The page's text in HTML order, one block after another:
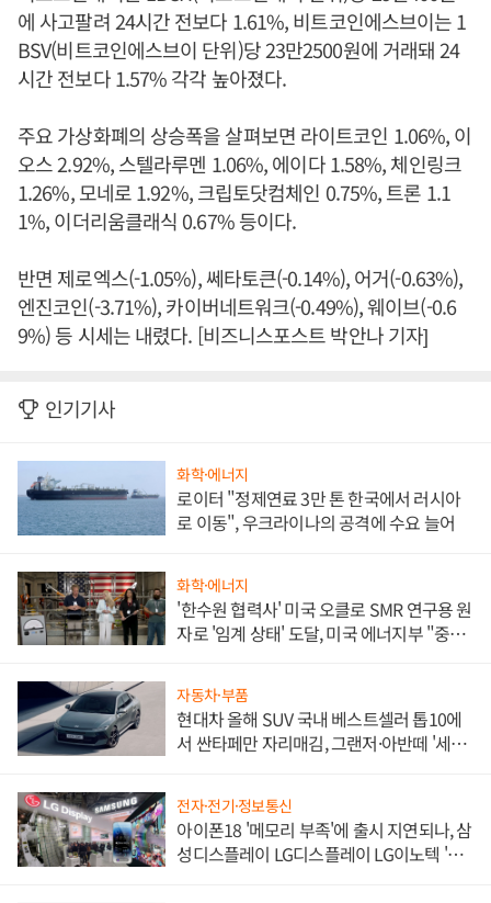
에 사고팔려 24시간 전보다 1.61%, 비트코인에스브이는 1
BSV(비트코인에스브이 단위)당 23만2500원에 거래돼 24
시간 전보다 1.57% 각각 높아졌다.
주요 가상화폐의 상승폭을 살펴보면 라이트코인 1.06%, 이
오스 2.92%, 스텔라루멘 1.06%, 에이다 1.58%, 체인링크
1.26%, 모네로 1.92%, 크립토닷컴체인 0.75%, 트론 1.1
1%, 이더리움클래식 0.67% 등이다.
반면 제로엑스(-1.05%), 쎄타토큰(-0.14%), 어거(-0.63%),
엔진코인(-3.71%), 카이버네트워크(-0.49%), 웨이브(-0.6
9%) 등 시세는 내렸다. [비즈니스포스트 박안나 기자]
인기기사
화학·에너지
로이터 "정제연료 3만 톤 한국에서 러시아
로 이동", 우크라이나의 공격에 수요 늘어
화학·에너지
'한수원 협력사' 미국 오클로 SMR 연구용 원
자로 '임계 상태' 도달, 미국 에너지부 "중요
자동차·부품
현대차 올해 SUV 국내 베스트셀러 톱10에
서 싼타페만 자리매김, 그랜저·아반떼 '세단
전자·전기·정보통신
아이폰18 '메모리 부족'에 출시 지연되나, 삼
성디스플레이 LG디스플레이 LG이노텍 '탈